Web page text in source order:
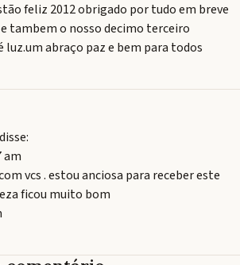
feliz 2012 obrigado por tudo em breve
tambem o nosso decimo terceiro
luz.um abraço paz e bem para todos
disse:
am
vcs . estou anciosa para receber este
ficou muito bom